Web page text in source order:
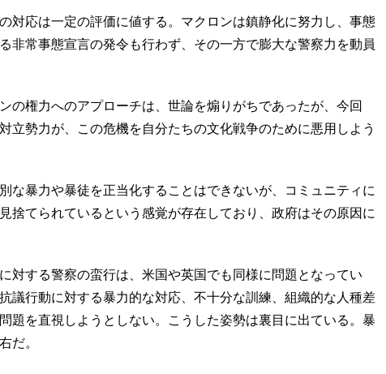
対応は一定の評価に値する。マクロンは鎮静化に努力し、事態
非常事態宣言の発令も行わず、その一方で膨大な警察力を動員
の権力へのアプローチは、世論を煽りがちであったが、今回
立勢力が、この危機を自分たちの文化戦争のために悪用しよう
な暴力や暴徒を正当化することはできないが、コミュニティに
捨てられているという感覚が存在しており、政府はその原因に
対する警察の蛮行は、米国や英国でも同様に問題となってい
議行動に対する暴力的な対応、不十分な訓練、組織的な人種差
題を直視しようとしない。こうした姿勢は裏目に出ている。暴
だ。